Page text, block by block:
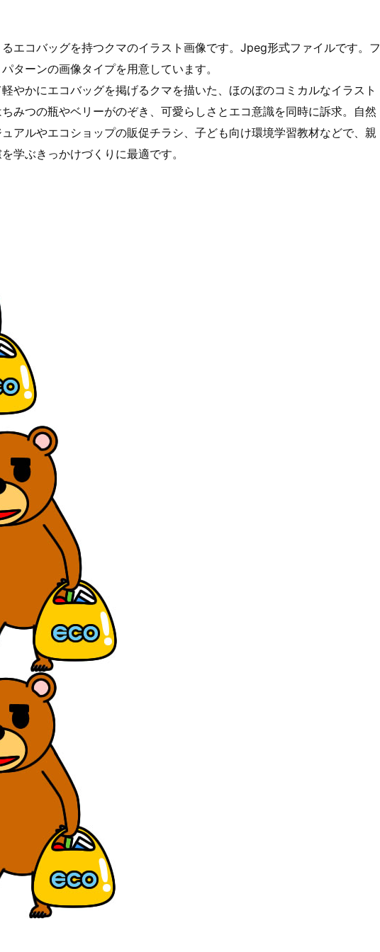
エコバッグを持つクマのイラスト画像です。Jpeg形式ファイルです。フ
ターンの画像タイプを用意しています。
やかにエコバッグを掲げるクマを描いた、ほのぼのコミカルなイラスト
みつの瓶やベリーがのぞき、可愛らしさとエコ意識を同時に訴求。自然
アルやエコショップの販促チラシ、子ども向け環境学習教材などで、親
学ぶきっかけづくりに最適です。